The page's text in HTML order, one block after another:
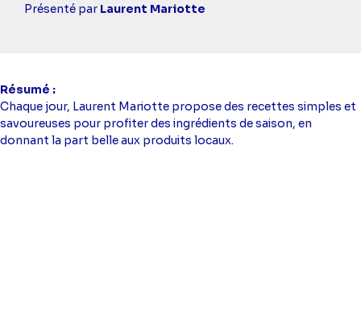
simba
Présenté par Laurent Mariotte
Résumé
Chaque jour, Laurent Mariotte propose des recettes simples et
savoureuses pour profiter des ingrédients de saison, en
donnant la part belle aux produits locaux.